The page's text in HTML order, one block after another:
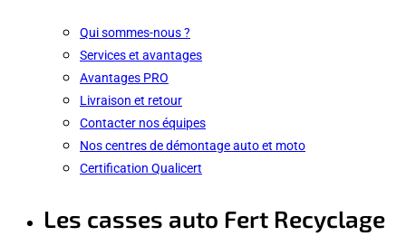
Qui sommes-nous ?
Services et avantages
Avantages PRO
Livraison et retour
Contacter nos équipes
Nos centres de démontage auto et moto
Certification Qualicert
Les casses auto Fert Recyclage